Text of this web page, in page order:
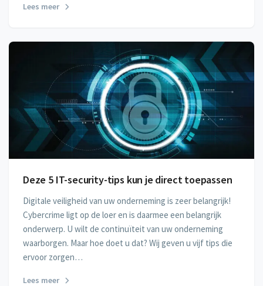
Lees meer
Deze 5 IT-security-tips kun je direct toepassen
Digitale veiligheid van uw onderneming is zeer belangrijk!
Cybercrime ligt op de loer en is daarmee een belangrijk
onderwerp. U wilt de continuïteit van uw onderneming
waarborgen. Maar hoe doet u dat? Wij geven u vijf tips die
ervoor zorgen…
Lees meer